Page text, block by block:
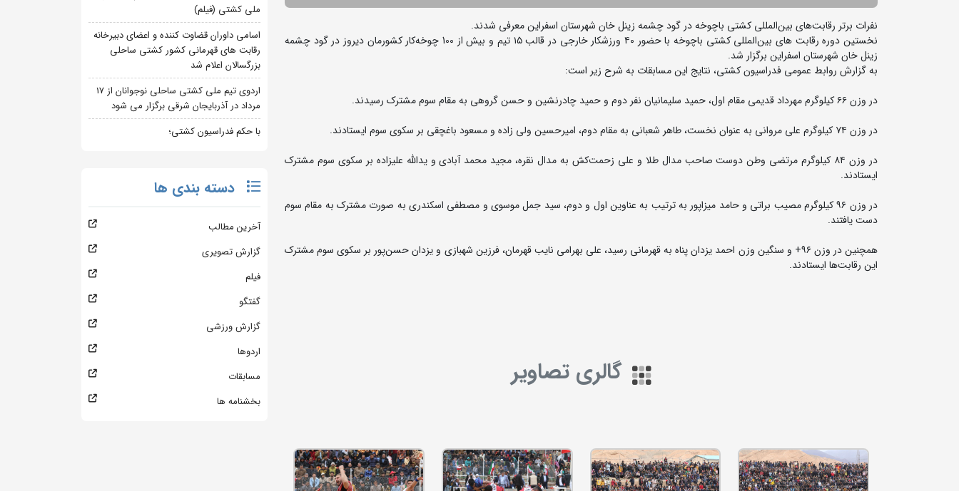
نفرات برتر رقابت‌های بین‌المللی کشتی باچوخه در گود چشمه زینل خان شهرستان اسفراین معرفی شدند.
نخستین دوره رقابت های بین‌المللی کشتی باچوخه با حضور ۴۰ ورزشکار خارجی در قالب ۱۵ تیم و بیش از 100 چوخه‌کار کشورمان دیروز در گود چشمه
زینل خان شهرستان اسفراین برگزار شد.
به گزارش روابط عمومی فدراسیون کشتی، نتایج این مسابقات به شرح زیر است:
در وزن ۶۶ کیلوگرم مهرداد قدیمی مقام اول، حمید سلیمانیان نفر دوم و حمید چادرنشین و حسن گروهی به مقام سوم مشترک رسیدند.
در وزن ۷۴ کیلوگرم علی مروانی به عنوان نخست، طاهر شعبانی به مقام دوم، امیرحسین ولی زاده و مسعود باغچقی بر سکوی سوم ایستادند.
در وزن ۸۴ کیلوگرم مرتضی وطن دوست صاحب مدال طلا و علی زحمت‌کش به مدال نقره، مجید محمد آبادی و یدالله علیزاده بر سکوی سوم مشترک
ایستادند.
در وزن ۹۶ کیلوگرم مصیب براتی و حامد میزاپور به ترتیب به عناوین اول و دوم، سید جمل موسوی و مصطفی اسکندری به صورت مشترک به مقام سوم
دست یافتند.
همچنین در وزن ۹۶+ و سنگین وزن احمد یزدان پناه به قهرمانی رسید، علی بهرامی نایب قهرمان، فرزین شهبازی و یزدان حسن‌پور بر سکوی سوم مشترک
این رقابت‌ها ایستادند.
گالری تصاویر
ملی کشتی (فیلم)
اسامی داوران قضاوت کننده و اعضای دبیرخانه
رقابت های قهرمانی کشور کشتی ساحلی
بزرگسالان اعلام شد
اردوی تیم ملی کشتی ساحلی نوجوانان از 17
مرداد در آذربایجان شرقی برگزار می شود
با حکم فدراسیون کشتی؛
دسته بندی ها
آخرین مطالب
گزارش تصویری
فیلم
گفتگو
گزارش ورزشی
اردوها
مسابقات
بخشنامه ها